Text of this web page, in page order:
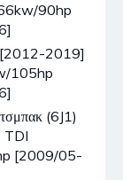
90hp
[2012-2019]
105hp
(6J1)
[2009/05-